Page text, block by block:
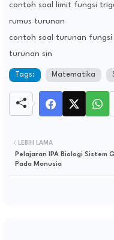
contoh soal limit fungsi
rumus turunan
contoh soal turunan fungsi
turunan sin
Tags: Matematika
LEBIH LAMA
Pelajaran IPA Biologi Sistem
Pada Manusia